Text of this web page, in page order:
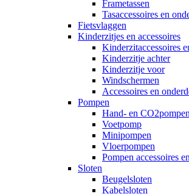
Frametassen
Tasaccessoires en
Fietsvlaggen
Kinderzitjes en accessoires
Kinderzitaccessoires
Kinderzitje achter
Kinderzitje voor
Windschermen
Accessoires en
Pompen
Hand- en
Voetpomp
Minipompen
Vloerpompen
Pompen accessoires
Sloten
Beugelsloten
Kabelsloten